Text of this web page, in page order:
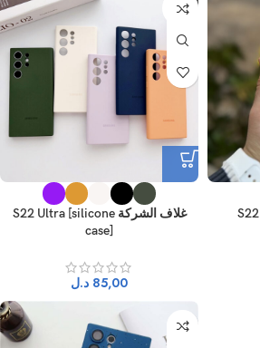
نفذ
غلاف الشركة S22 Ultra [silicone
case]
85,00 د.ل